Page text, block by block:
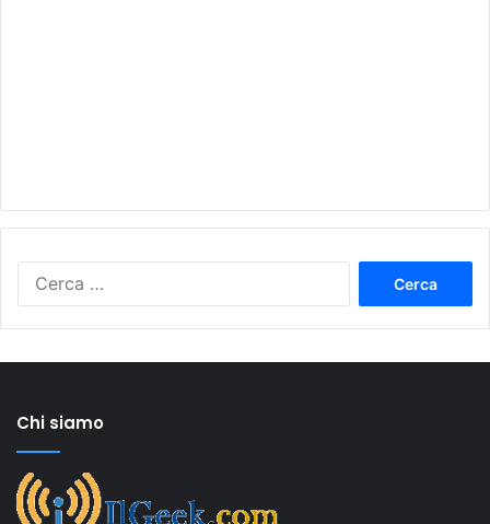
Chi siamo